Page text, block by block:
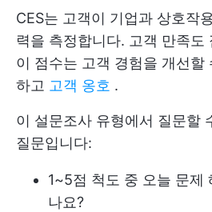
CES는 고객이 기업과 상호작
력을 측정합니다. 고객 만족도
이 점수는 고객 경험을 개선할
하고 고객 옹호 .
이 설문조사 유형에서 질문할
질문입니다:
1~5점 척도 중 오늘 문제
나요?